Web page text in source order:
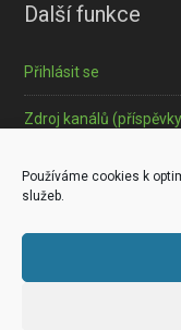
Používáme cookies k
služeb.
Další funkce
Přihlásit se
Zdroj kanálů